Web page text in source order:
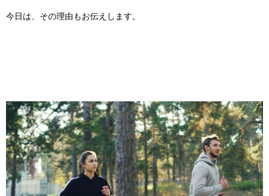
今日は、その理由もお伝えします。